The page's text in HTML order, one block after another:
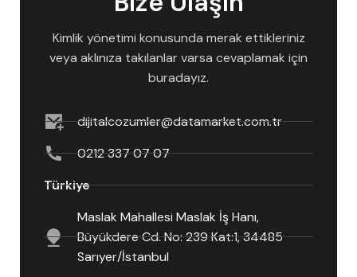
Kimlik yönetimi konusunda merak ettikleriniz
veya aklınıza takılanlar varsa cevaplamak için
buradayız.
dijitalcozumler@datamarket.com.tr
0212 337 07 07
Türkiye
Maslak Mahallesi Maslak İş Hanı,
Büyükdere Cd. No: 239 Kat:1, 34485
Sarıyer/İstanbul